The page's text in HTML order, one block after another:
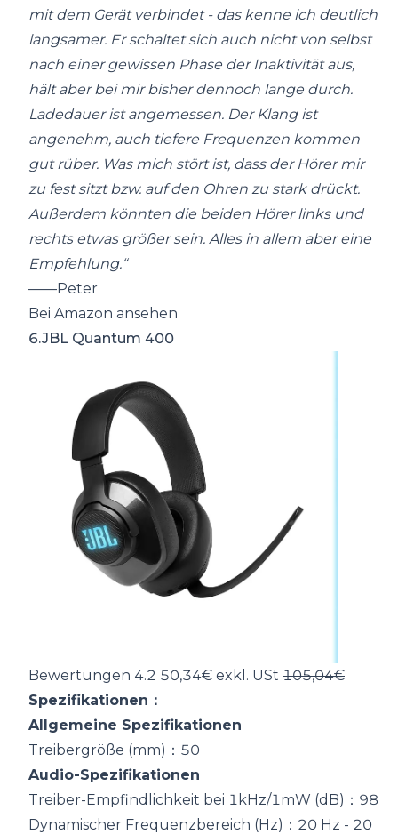
mit dem Gerät verbindet - das kenne ich deutlich
langsamer. Er schaltet sich auch nicht von selbst
nach einer gewissen Phase der Inaktivität aus,
hält aber bei mir bisher dennoch lange durch.
Ladedauer ist angemessen. Der Klang ist
angenehm, auch tiefere Frequenzen kommen
gut rüber. Was mich stört ist, dass der Hörer mir
zu fest sitzt bzw. auf den Ohren zu stark drückt.
Außerdem könnten die beiden Hörer links und
rechts etwas größer sein. Alles in allem aber eine
Empfehlung.“
——Peter
Bei Amazon ansehen
6.JBL Quantum 400
Bewertungen 4.2 50,34€ exkl. USt 105,04€
Spezifikationen：
Allgemeine Spezifikationen
Treibergröße (mm)：50
Audio-Spezifikationen
Treiber-Empfindlichkeit bei 1kHz/1mW (dB)：98
Dynamischer Frequenzbereich (Hz)：20 Hz - 20